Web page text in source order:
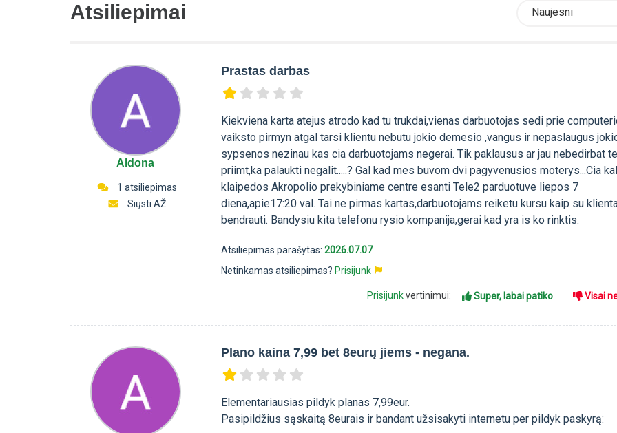
Atsiliepimai Naujesni
Aldona
1 atsiliepimas
Siųsti AŽ
Prastas darbas
Kiekviena karta atejus atrodo kad tu trukdai,vienas darbuotojas sedi prie
vaiksto pirmyn atgal tarsi klientu nebutu jokio demesio ,vangus ir nepaslaugus
sypsenos nezinau kas cia darbuotojams negerai. Tik paklausus ar jau nebedirbat
priimt,ka palaukti negalit.....? Gal kad mes buvom dvi pagyvenusios moterys...Cia
klaipedos Akropolio prekybiniame centre esanti Tele2 parduotuve liepos 7
diena,apie17:20 val. Tai ne pirmas kartas,darbuotojams reiketu kursu kaip su
bendrauti. Bandysiu kita telefonu rysio kompanija,gerai kad yra is ko rinktis.
Atsiliepimas parašytas:2026.07.07
Netinkamas atsiliepimas? Prisijunk
Prisijunkvertinimui: Super, labai patiko Visai
Plano kaina 7,99 bet 8eurų jiems - negana.
Elementariausias pildyk planas 7,99eur.
Pasipildžius sąskaitą 8eurais ir bandant užsisakyti internetu per pildyk paskyrą: